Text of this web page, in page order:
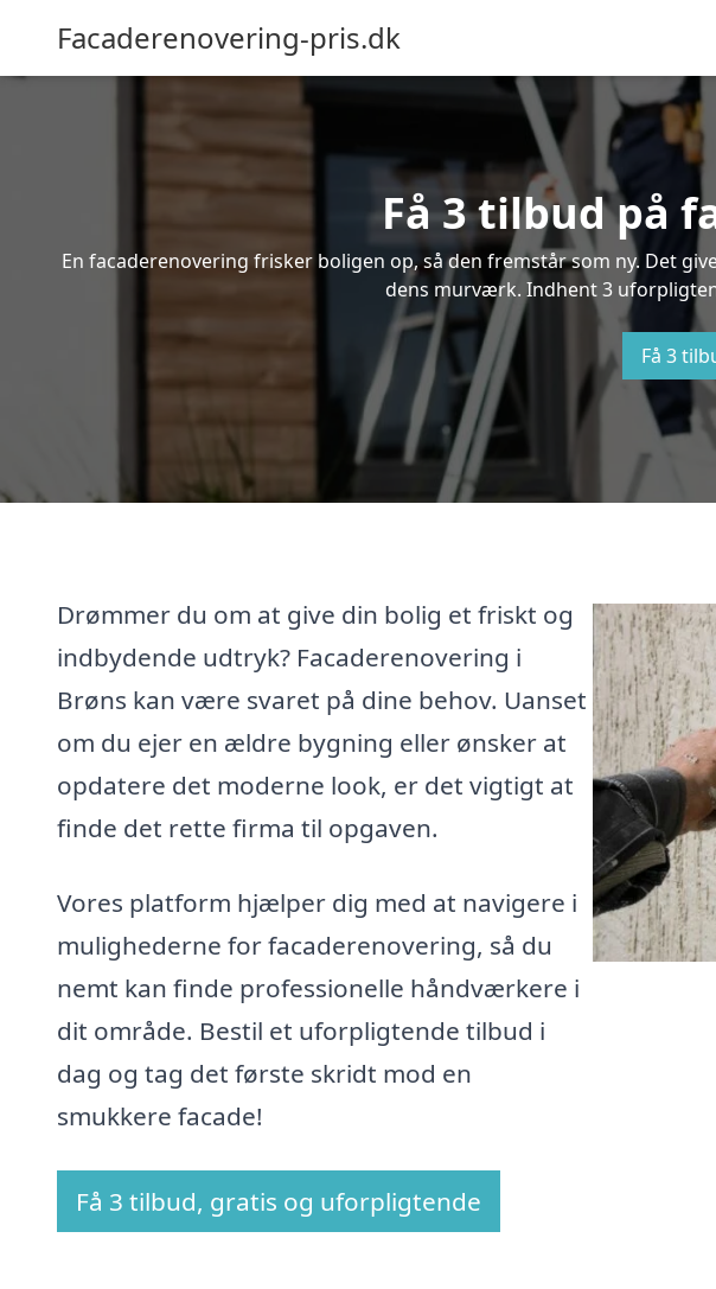
Facaderenovering-pris.dk
Få 3 tilbud på
En facaderenovering frisker boligen op, så den fremstår som ny. Det
dens murværk. Indhent 3
Få 3
Drømmer du om at give din bolig et friskt og
indbydende udtryk? Facaderenovering i
Brøns kan være svaret på dine behov. Uanset
om du ejer en ældre bygning eller ønsker at
opdatere det moderne look, er det vigtigt at
finde det rette firma til opgaven.
Vores platform hjælper dig med at navigere i
mulighederne for facaderenovering, så du
nemt kan finde professionelle håndværkere i
dit område. Bestil et uforpligtende tilbud i
dag og tag det første skridt mod en
smukkere facade!
Få 3 tilbud, gratis og uforpligtende